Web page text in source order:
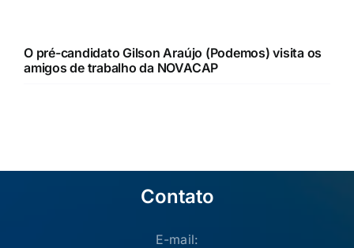
O pré-candidato Gilson Araújo (Podemos) visita os
amigos de trabalho da NOVACAP
Contato
E-mail: